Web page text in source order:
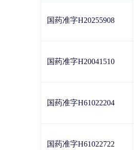
国药准字H20255908
国药准字H20041510
国药准字H61022204
国药准字H61022722